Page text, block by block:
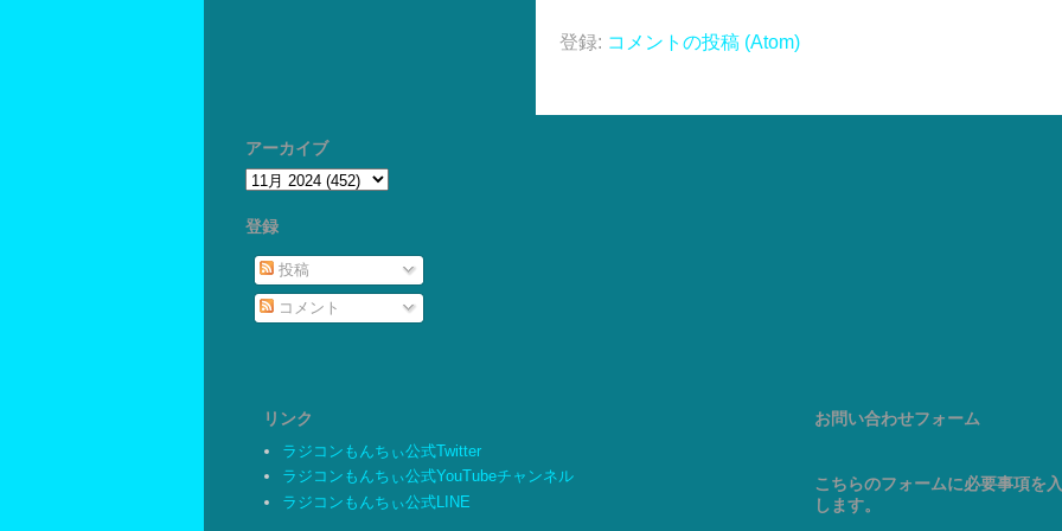
登録: コメントの投稿 (Atom)
アーカイブ
登録
投稿
コメント
リンク
ラジコンもんちぃ公式Twitter
ラジコンもんちぃ公式YouTubeチャンネル
ラジコンもんちぃ公式LINE
お問い合わせフォーム
こちらのフォームに必要事項を
します。